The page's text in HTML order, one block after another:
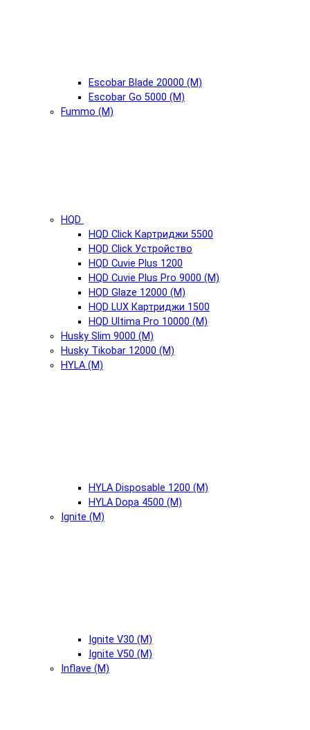
Escobar Blade 20000 (М)
Escobar Go 5000 (М)
Fummo (М)
HQD
HQD Click Картриджи 5500
HQD Click Устройство
HQD Cuvie Plus 1200
HQD Cuvie Plus Pro 9000 (М)
HQD Glaze 12000 (М)
HQD LUX Картриджи 1500
HQD Ultima Pro 10000 (М)
Husky Slim 9000 (М)
Husky Tikobar 12000 (М)
HYLA (М)
HYLA Disposable 1200 (М)
HYLA Dopa 4500 (М)
Ignite (М)
Ignite V30 (М)
Ignite V50 (М)
Inflave (М)